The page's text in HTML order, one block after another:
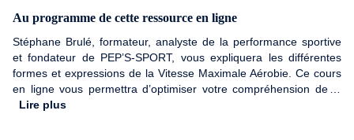
Au programme de cette ressource en ligne
Stéphane Brulé, formateur, analyste de la performance sportive
et fondateur de PEP’S-SPORT, vous expliquera les différentes
formes et expressions de la Vitesse Maximale Aérobie. Ce cours
en ligne vous permettra d’optimiser votre compréhension de la
VMA, d’utiliser les bons outils et les bons protocoles
Lire plus